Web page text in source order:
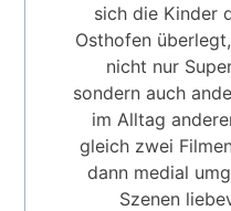
sich die Kinder
Osthofen
nicht nur
sondern auch
im Alltag
gleich zwei
dann medial
Szenen